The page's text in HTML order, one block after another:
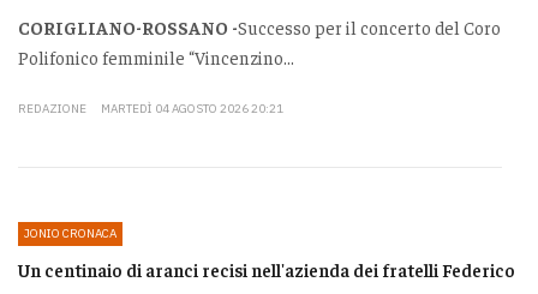
CORIGLIANO-ROSSANO -Successo per il concerto del Coro
Polifonico femminile “Vincenzino...
REDAZIONE MARTEDÌ 04 AGOSTO 2026 20:21
JONIO CRONACA
Un centinaio di aranci recisi nell'azienda dei fratelli Federico